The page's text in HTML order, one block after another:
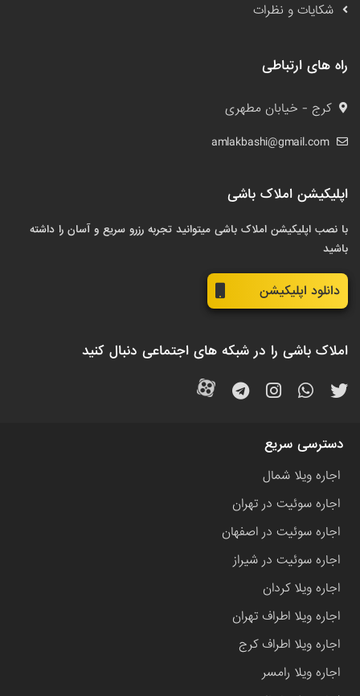
شکایات و نظرات
راه های ارتباطی
کرج - خیابان مطهری
amlakbashi@gmail.com
اپلیکیشن املاک باشی
با نصب اپلیکیشن املاک باشی میتوانید تجربه رزرو سریع و آسان را داشته
باشید
دانلود اپلیکیشن
املاک باشی را در شبکه های اجتماعی دنبال کنید
دسترسی سریع
اجاره ویلا شمال
اجاره سوئیت در تهران
اجاره سوئیت در اصفهان
اجاره سوئیت در شیراز
اجاره ویلا کردان
اجاره ویلا اطراف تهران
اجاره ویلا اطراف کرج
اجاره ویلا رامسر